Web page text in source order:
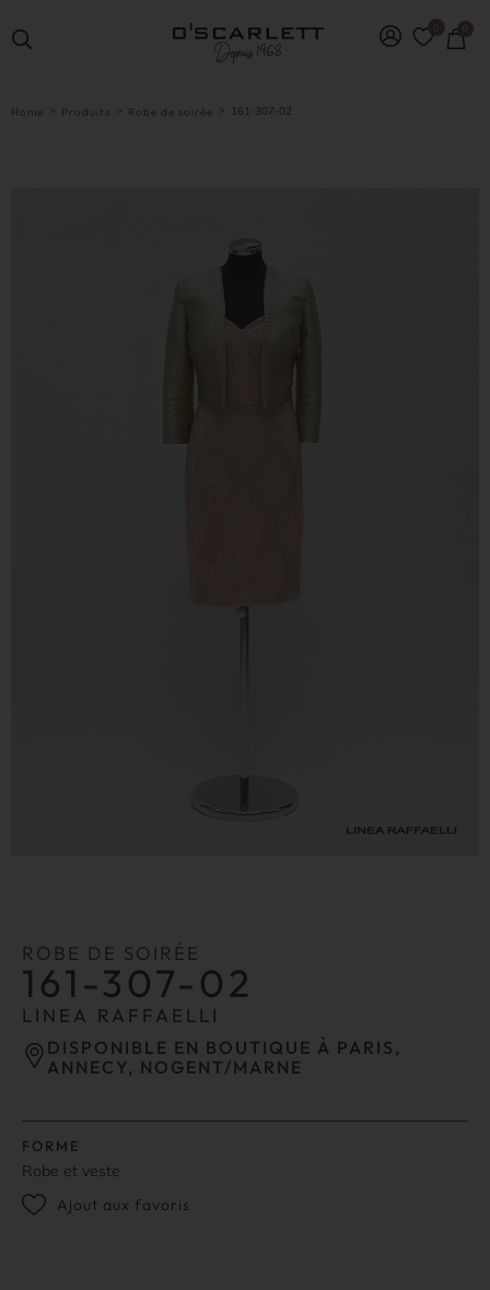
Home > Produits > Robe de soirée > 161-307-02
ROBE DE SOIRÉE
161-307-02
LINEA RAFFAELLI
DISPONIBLE EN BOUTIQUE À PARIS,
ANNECY, NOGENT/MARNE
FORME
Robe et veste
Ajout aux favoris